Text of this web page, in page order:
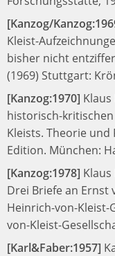
[Kanzog/
Kleist-
bisher nicht
(1969) Stuttgart:
[Kanzog:1970] Klaus
historisch-
Kleists. Theorie
Edition. München:
[Kanzog:1978] Klaus
Drei Briefe an Ernst
Heinrich-von-Kleist-
von-Kleist-
[Karl&Faber:1957]